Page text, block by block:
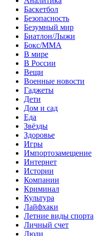
Баскетбол
Безопасность
Безумный мир
Биатлон/Лыжи
Бокс/MMA
В мире
В России
Вещи
Военные новости
Гаджеты
Дети
Дом и сад
Еда
Звёзды
Здоровье
Игры
Импортозамещение
Интернет
Истории
Компании
Криминал
Культура
Лайфхаки
Летние виды спорта
Личный счет
Люди